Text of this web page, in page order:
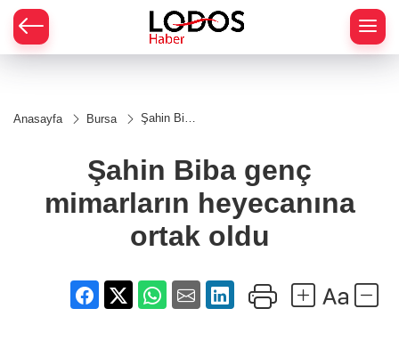
Anasayfa Bursa
Şahin Biba
heyecanına
ortak oldu
Şahin Biba genç
mimarların heyecanına
ortak oldu